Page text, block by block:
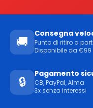
🚚
Consegna
Punto di ritiro a
Disponibile da €99
🔒
Pagamento
CB, PayPal, Alma
3x senza interessi